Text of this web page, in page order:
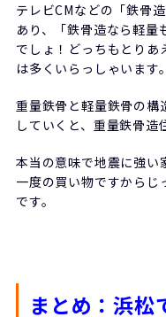
テレビCMなどの「鉄骨
あり、「鉄骨造なら軽量
でしょ！どっちもとり
は多くいらっしゃいます。
重量鉄骨と軽量鉄骨の構
していくと、重量鉄骨造
本当の意味で地震に強い
一度の買い物ですからじ
です。
まとめ：浜松